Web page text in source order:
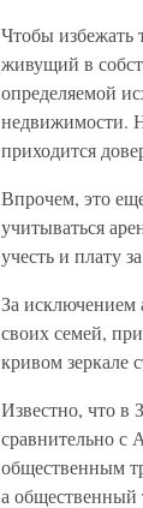
Чтобы избежать
живущий в
определяемой
недвижимости.
приходится
Впрочем, это
учитываться
учесть и плату
За исключением
своих семей,
кривом зеркале
Известно, что в
сравнительно
общественным
а общественный